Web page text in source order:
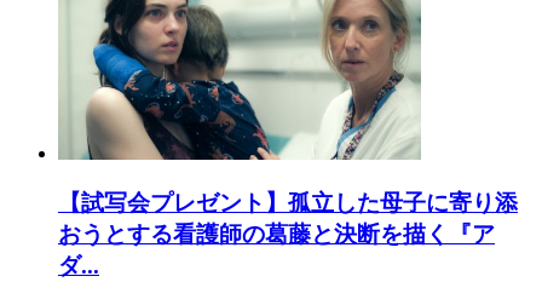
【試写会プレゼント】孤立した母子に寄り添
おうとする看護師の葛藤と決断を描く『ア
ダ...